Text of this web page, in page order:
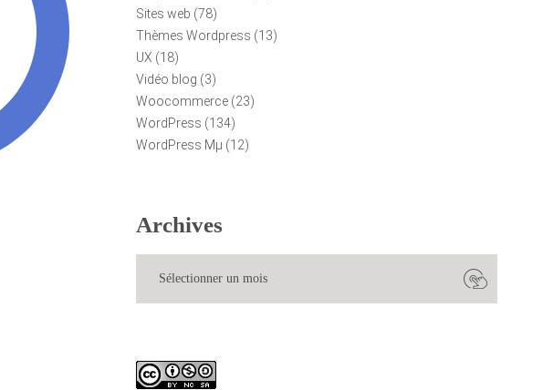
Sites web (78)
Thèmes Wordpress (13)
UX (18)
Vidéo blog (3)
Woocommerce(23)
WordPress (134)
WordPress Mµ (12)
Archives